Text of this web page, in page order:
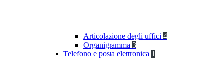
Articolazione degli uffici 4
Organigramma 3
Telefono e posta elettronica 1